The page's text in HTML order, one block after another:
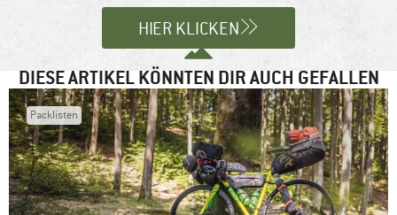
Name*
HIER KLICKEN
DIESE ARTIKEL KÖNNTEN DIR AUCH GEFALLEN
Packlisten